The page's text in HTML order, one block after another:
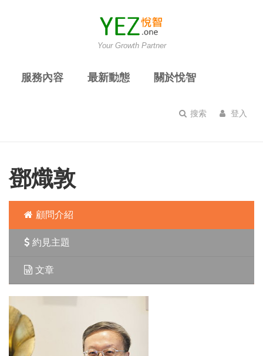
Your Growth Partner
服務內容 最新動態 關於悅智
搜索 登入
鄧熾敦
顧問介紹
約見主題
文章